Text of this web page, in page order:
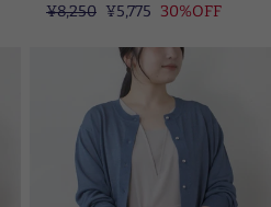
定
¥8,250 SALE
¥5,775 30%OFF